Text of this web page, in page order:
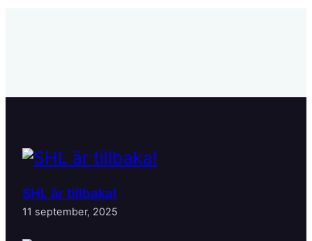
SHL är tillbaka!
11 september, 2025